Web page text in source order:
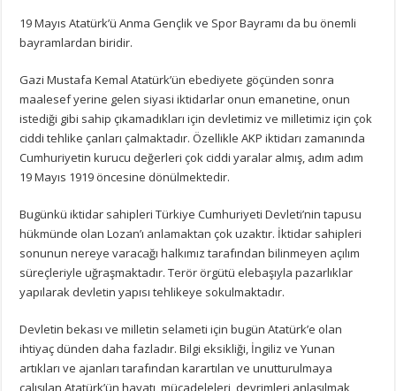
19 Mayıs Atatürk’ü Anma Gençlik ve Spor Bayramı da bu önemli
bayramlardan biridir.
Gazi Mustafa Kemal Atatürk’ün ebediyete göçünden sonra
maalesef yerine gelen siyasi iktidarlar onun emanetine, onun
istediği gibi sahip çıkamadıkları için devletimiz ve milletimiz için çok
ciddi tehlike çanları çalmaktadır. Özellikle AKP iktidarı zamanında
Cumhuriyetin kurucu değerleri çok ciddi yaralar almış, adım adım
19 Mayıs 1919 öncesine dönülmektedir.
Bugünkü iktidar sahipleri Türkiye Cumhuriyeti Devleti’nin tapusu
hükmünde olan Lozan’ı anlamaktan çok uzaktır. İktidar sahipleri
sonunun nereye varacağı halkımız tarafından bilinmeyen açılım
süreçleriyle uğraşmaktadır. Terör örgütü elebaşıyla pazarlıklar
yapılarak devletin yapısı tehlikeye sokulmaktadır.
Devletin bekası ve milletin selameti için bugün Atatürk’e olan
ihtiyaç dünden daha fazladır. Bilgi eksikliği, İngiliz ve Yunan
artıkları ve ajanları tarafından karartılan ve unutturulmaya
çalışılan Atatürk’ün hayatı, mücadeleleri, devrimleri anlaşılmak